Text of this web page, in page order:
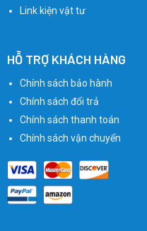
Link kiện vật tư
HỖ TRỢ KHÁCH HÀNG
Chính sách bảo hành
Chính sách đổi trả
Chính sách thanh toán
Chính sách vận chuyển